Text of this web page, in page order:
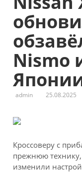
Nismo
admin 25.08.2025
Кроссоверу с
прежнюю
изменили